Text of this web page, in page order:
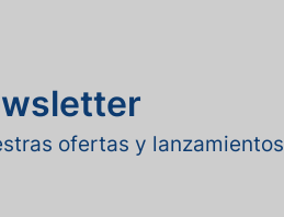
ofertas y lanzamientos